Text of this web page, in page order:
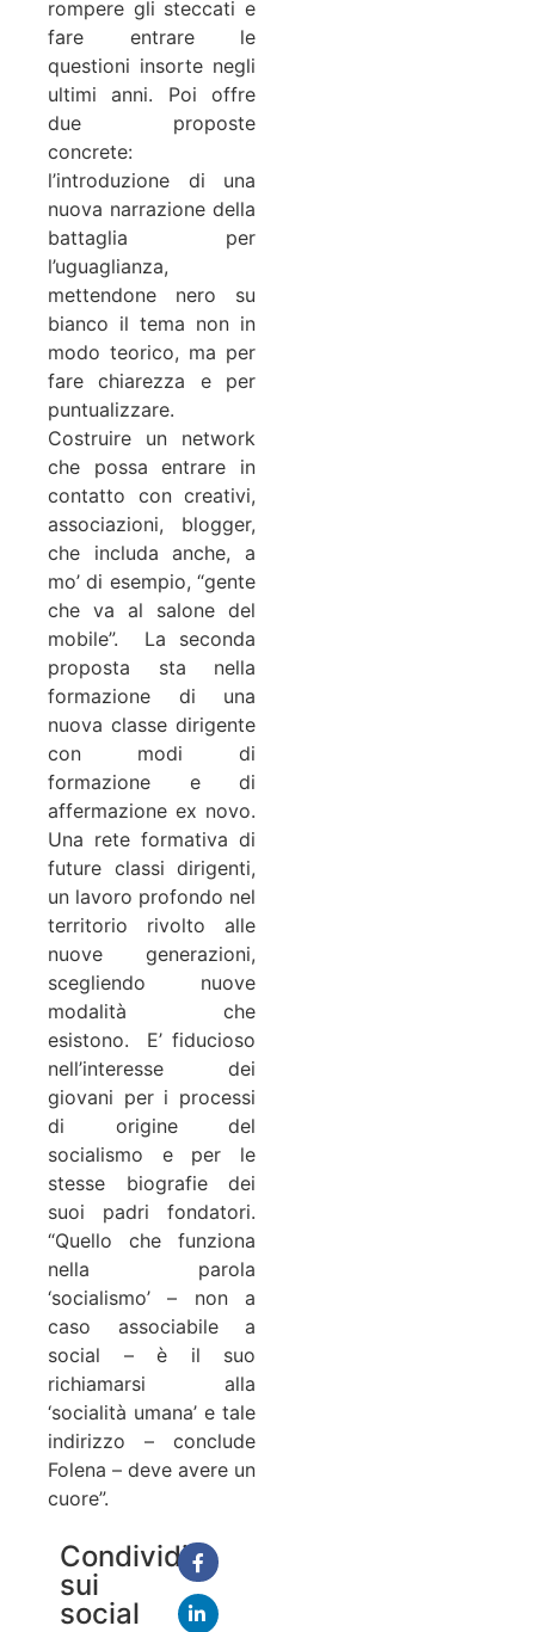
rompere gli steccati e
fare entrare le
questioni insorte negli
ultimi anni. Poi offre
due proposte
concrete:
l’introduzione di una
nuova narrazione della
battaglia per
l’uguaglianza,
mettendone nero su
bianco il tema non in
modo teorico, ma per
fare chiarezza e per
puntualizzare.
Costruire un network
che possa entrare in
contatto con creativi,
associazioni, blogger,
che includa anche, a
mo’ di esempio, “gente
che va al salone del
mobile”.
La seconda
proposta sta nella
formazione di una
nuova classe dirigente
con modi di
formazione e di
affermazione ex novo.
Una rete formativa di
future classi dirigenti,
un lavoro profondo nel
territorio rivolto alle
nuove generazioni,
scegliendo nuove
modalità che
esistono.
E’ fiducioso
nell’interesse dei
giovani per i processi
di origine del
socialismo e per le
stesse biografie dei
suoi padri fondatori.
“Quello che funziona
nella parola
‘socialismo’ – non a
caso associabile a
social – è il suo
richiamarsi alla
‘socialità umana’ e tale
indirizzo – conclude
Folena – deve avere un
cuore”.
Condividi
sui
social